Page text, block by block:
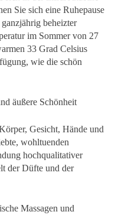
Sie sich eine Ruhepause
beheizter
im Sommer von 27
33 Grad Celsius
wie die schön
äußere Schönheit
Gesicht, Hände und
wohltuenden
hochqualitativer
der Düfte und der
Massagen und